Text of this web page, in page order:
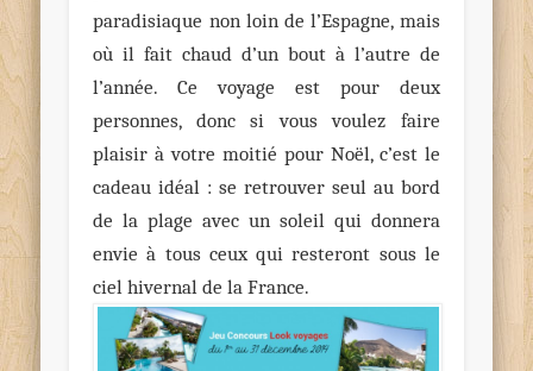
paradisiaque non loin de l’Espagne, mais
où il fait chaud d’un bout à l’autre de
l’année. Ce voyage est pour deux
personnes, donc si vous voulez faire
plaisir à votre moitié pour Noël, c’est le
cadeau idéal : se retrouver seul au bord
de la plage avec un soleil qui donnera
envie à tous ceux qui resteront sous le
ciel hivernal de la France.